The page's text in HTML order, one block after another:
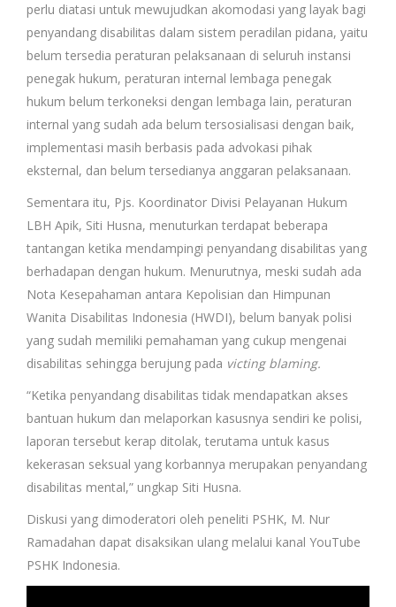
perlu diatasi untuk mewujudkan akomodasi yang layak bagi
penyandang disabilitas dalam sistem peradilan pidana, yaitu
belum tersedia peraturan pelaksanaan di seluruh instansi
penegak hukum, peraturan internal lembaga penegak
hukum belum terkoneksi dengan lembaga lain, peraturan
internal yang sudah ada belum tersosialisasi dengan baik,
implementasi masih berbasis pada advokasi pihak
eksternal, dan belum tersedianya anggaran pelaksanaan.
Sementara itu, Pjs. Koordinator Divisi Pelayanan Hukum
LBH Apik, Siti Husna, menuturkan terdapat beberapa
tantangan ketika mendampingi penyandang disabilitas yang
berhadapan dengan hukum. Menurutnya, meski sudah ada
Nota Kesepahaman antara Kepolisian dan Himpunan
Wanita Disabilitas Indonesia (HWDI), belum banyak polisi
yang sudah memiliki pemahaman yang cukup mengenai
disabilitas sehingga berujung pada victing blaming.
“Ketika penyandang disabilitas tidak mendapatkan akses
bantuan hukum dan melaporkan kasusnya sendiri ke polisi,
laporan tersebut kerap ditolak, terutama untuk kasus
kekerasan seksual yang korbannya merupakan penyandang
disabilitas mental,” ungkap Siti Husna.
Diskusi yang dimoderatori oleh peneliti PSHK, M. Nur
Ramadahan dapat disaksikan ulang melalui kanal YouTube
PSHK Indonesia.